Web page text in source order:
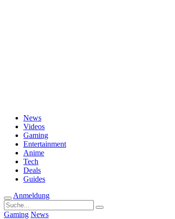
News
Videos
Gaming
Entertainment
Anime
Tech
Deals
Guides
Anmeldung
Suche
nach:
Gaming News